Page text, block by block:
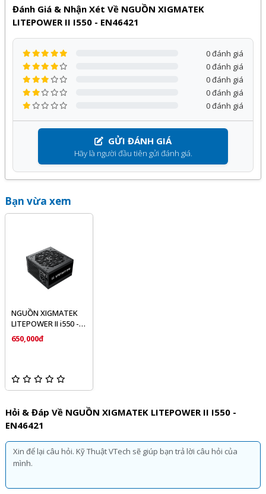
Đánh Giá & Nhận Xét Về NGUỒN XIGMATEK
LITEPOWER II I550 - EN46421
GỬI ĐÁNH GIÁ
Hãy là người đầu tiên gửi đánh giá.
0 đánh giá
0 đánh giá
0 đánh giá
0 đánh giá
0 đánh giá
Bạn vừa xem
NGUỒN XIGMATEK
LITEPOWER II i550 -
EN46421
650,000đ
Hỏi & Đáp Về NGUỒN XIGMATEK LITEPOWER II I550 -
EN46421